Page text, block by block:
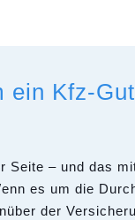
ein Kfz-
Seite – und das
es um die
der